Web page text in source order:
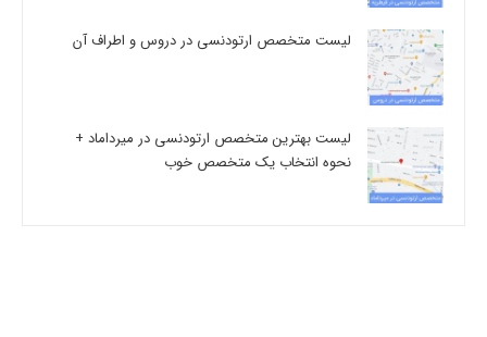
لیست متخصص ارتودنسی در دروس و اطراف آن
لیست بهترین متخصص ارتودنسی در میرداماد +
نحوه انتخاب یک متخصص خوب